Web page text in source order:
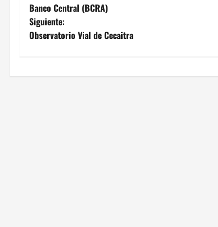
a
v
g
Banco Central (BCRA)
Siguiente:
Observatorio Vial de Cecaitra